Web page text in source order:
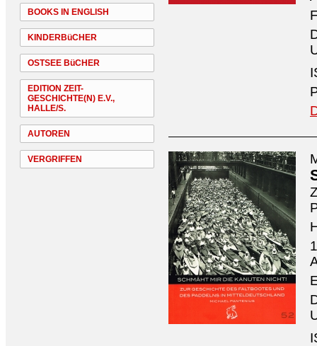
BOOKS IN ENGLISH
KINDERBüCHER
OSTSEE BüCHER
EDITION ZEIT-
GESCHICHTE(N) E.V.,
HALLE/S.
AUTOREN
VERGRIFFEN